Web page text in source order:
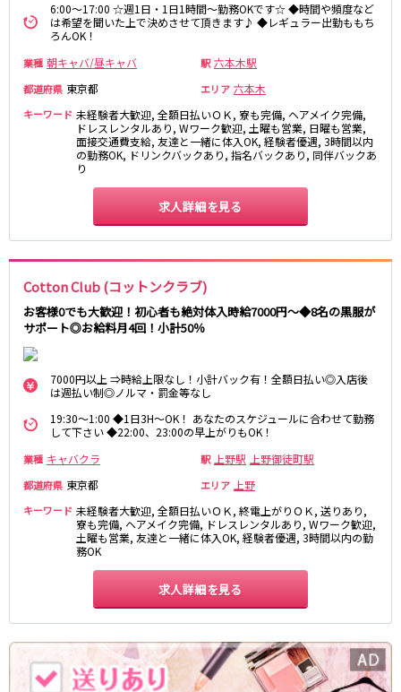
6:00～17:00 ☆週1日・1日1時間～勤務OKです☆ ◆時間や頻度など
は希望を聞いた上で決めさせて頂きます♪ ◆レギュラー出勤ももち
ろんOK！
業種 朝キャバ/昼キャバ 駅 六本木駅
都道府県 東京都 エリア 六本木
キーワード 未経験者大歓迎, 全額日払いＯＫ, 寮も完備, ヘアメイク完備,
ドレスレンタルあり, Wワーク歓迎, 土曜も営業, 日曜も営業,
面接交通費支給, 友達と一緒に体入OK, 経験者優遇, 3時間以内
の勤務OK, ドリンクバックあり, 指名バックあり, 同伴バックあ
り
求人詳細を見る
Cotton Club (コットンクラブ)
お客様0でも大歓迎！初心者も絶対体入時給7000円～◆8名の黒服が
サポート◎お給料月4回！小計50％
7000円以上 ⇒時給上限なし！小計バック有！全額日払い◎入店後
は週払い制◎ノルマ・罰金等なし
19:30～1:00 ◆1日3H～OK！ あなたのスケジュールに合わせて勤務
して下さい ◆22:00、23:00の早上がりもOK！
業種 キャバクラ 駅 上野駅 上野御徒町駅
都道府県 東京都 エリア 上野
キーワード 未経験者大歓迎, 全額日払いＯＫ, 終電上がりＯＫ, 送りあり,
寮も完備, ヘアメイク完備, ドレスレンタルあり, Wワーク歓迎,
土曜も営業, 友達と一緒に体入OK, 経験者優遇, 3時間以内の勤
務OK
求人詳細を見る
渋谷駅
溝の口駅
三軒茶屋駅
たまプラーザ駅
あざみ野駅
藤が丘駅
用賀駅
二子玉川駅
中央林間駅
宮前平駅
桜新町駅
東急世田谷線
西太子堂駅
JR南武線
立川駅
川崎駅
府中本町駅
武蔵新城駅
登戸駅
稲田堤駅
JR横須賀線
品川駅
大船駅
戸塚駅
東戸塚駅
久里浜駅
横須賀駅
鎌倉駅
JR埼京線
新宿駅
赤羽駅
恵比寿駅
渋谷駅